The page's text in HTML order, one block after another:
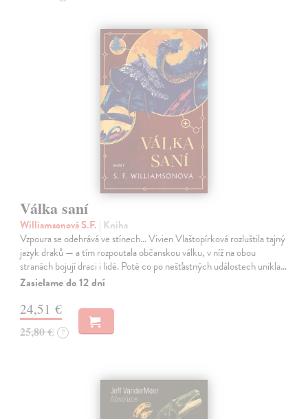
Válka saní
Williamsonová S.F. | Kniha
Vzpoura se odehrává ve stínech… Vivien Vlaštopírková rozluštila tajný
jazyk draků — a tím rozpoutala občanskou válku, v níž na obou
stranách bojují draci i lidé. Poté co po nešťastných událostech unikla…
Zasielame do 12 dní
24,51 €
25,80 € ?